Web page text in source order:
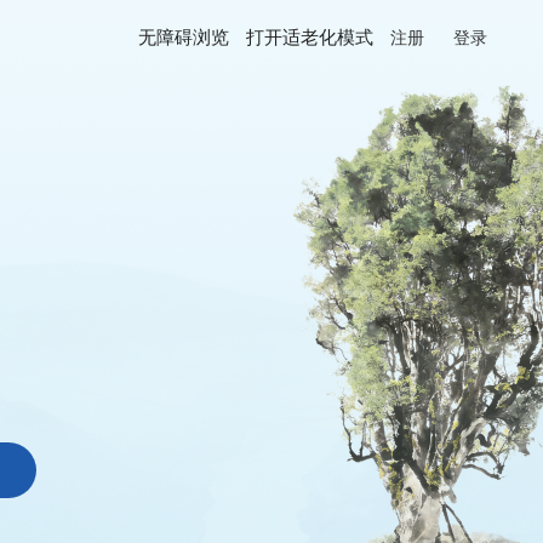
无障碍浏览 打开适老化模式 注册 登录